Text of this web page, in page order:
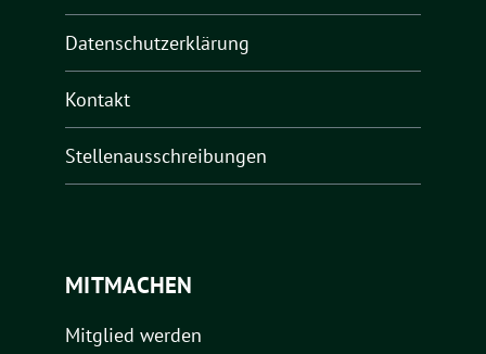
Datenschutzerklärung
Kontakt
Stellenausschreibungen
MITMACHEN
Mitglied werden